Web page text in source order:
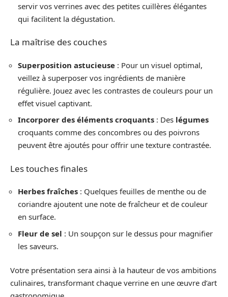
servir vos verrines avec des petites cuillères élégantes
qui facilitent la dégustation.
La maîtrise des couches
Superposition astucieuse : Pour un visuel optimal,
veillez à superposer vos ingrédients de manière
régulière. Jouez avec les contrastes de couleurs pour un
effet visuel captivant.
Incorporer des éléments croquants : Des légumes
croquants comme des concombres ou des poivrons
peuvent être ajoutés pour offrir une texture contrastée.
Les touches finales
Herbes fraîches : Quelques feuilles de menthe ou de
coriandre ajoutent une note de fraîcheur et de couleur
en surface.
Fleur de sel : Un soupçon sur le dessus pour magnifier
les saveurs.
Votre présentation sera ainsi à la hauteur de vos ambitions
culinaires, transformant chaque verrine en une œuvre d’art